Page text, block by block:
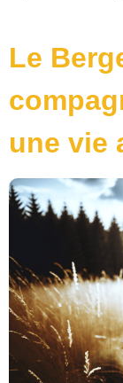
Le
une vie